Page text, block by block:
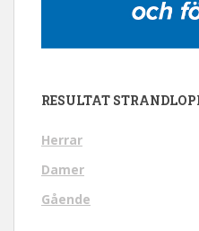
RESULTAT
Herrar
Damer
Gående